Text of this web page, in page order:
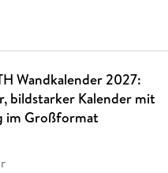
Wandkalender 2027:
bildstarker Kalender mit
im Großformat